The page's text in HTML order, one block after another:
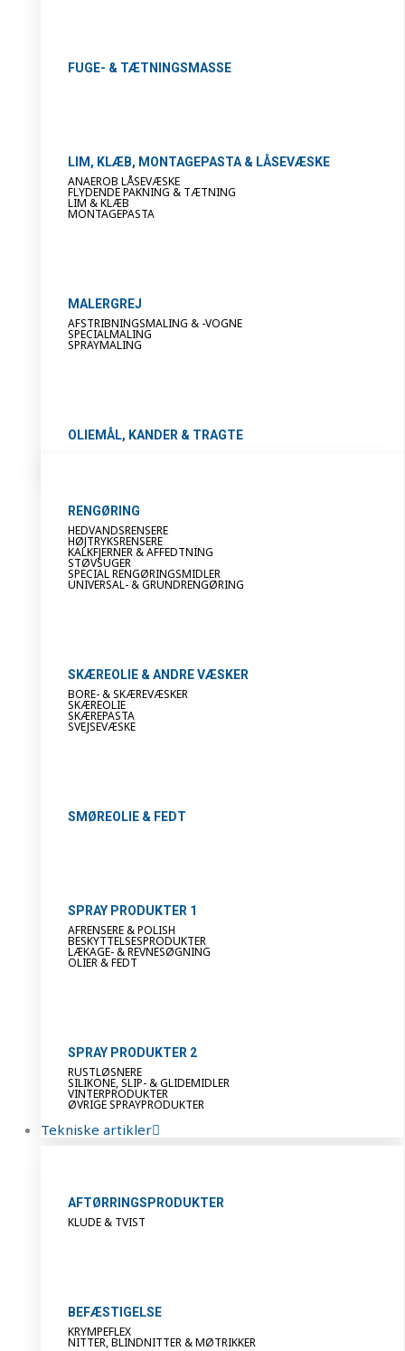
FUGE- & TÆTNINGSMASSE
LIM, KLÆB, MONTAGEPASTA & LÅSEVÆSKE
ANAEROB LÅSEVÆSKE
FLYDENDE PAKNING & TÆTNING
LIM & KLÆB
MONTAGEPASTA
MALERGREJ
AFSTRIBNINGSMALING & -VOGNE
SPECIALMALING
SPRAYMALING
OLIEMÅL, KANDER & TRAGTE
RENGØRING
HEDVANDSRENSERE
HØJTRYKSRENSERE
KALKFJERNER & AFFEDTNING
STØVSUGER
SPECIAL RENGØRINGSMIDLER
UNIVERSAL- & GRUNDRENGØRING
SKÆREOLIE & ANDRE VÆSKER
BORE- & SKÆREVÆSKER
SKÆREOLIE
SKÆREPASTA
SVEJSEVÆSKE
SMØREOLIE & FEDT
SPRAY PRODUKTER 1
AFRENSERE & POLISH
BESKYTTELSESPRODUKTER
LÆKAGE- & REVNESØGNING
OLIER & FEDT
SPRAY PRODUKTER 2
RUSTLØSNERE
SILIKONE, SLIP- & GLIDEMIDLER
VINTERPRODUKTER
ØVRIGE SPRAYPRODUKTER
Tekniske artikler
AFTØRRINGSPRODUKTER
KLUDE & TVIST
BEFÆSTIGELSE
KRYMPEFLEX
NITTER, BLINDNITTER & MØTRIKKER